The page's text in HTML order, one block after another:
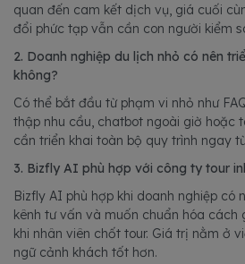
quan đến cam kết dịch vụ, giá cuối
đổi phức tạp vẫn cần con người kiểm
2. Doanh nghiệp du lịch nhỏ có nên
không?
Có thể bắt đầu từ phạm vi nhỏ như
thập nhu cầu, chatbot ngoài giờ hoặc
cần triển khai toàn bộ quy trình ngay
3. Bizfly AI phù hợp với công ty tour
Bizfly AI phù hợp khi doanh nghiệp có
kênh tư vấn và muốn chuẩn hóa cách
khi nhân viên chốt tour. Giá trị nằm ở
ngữ cảnh khách tốt hơn.